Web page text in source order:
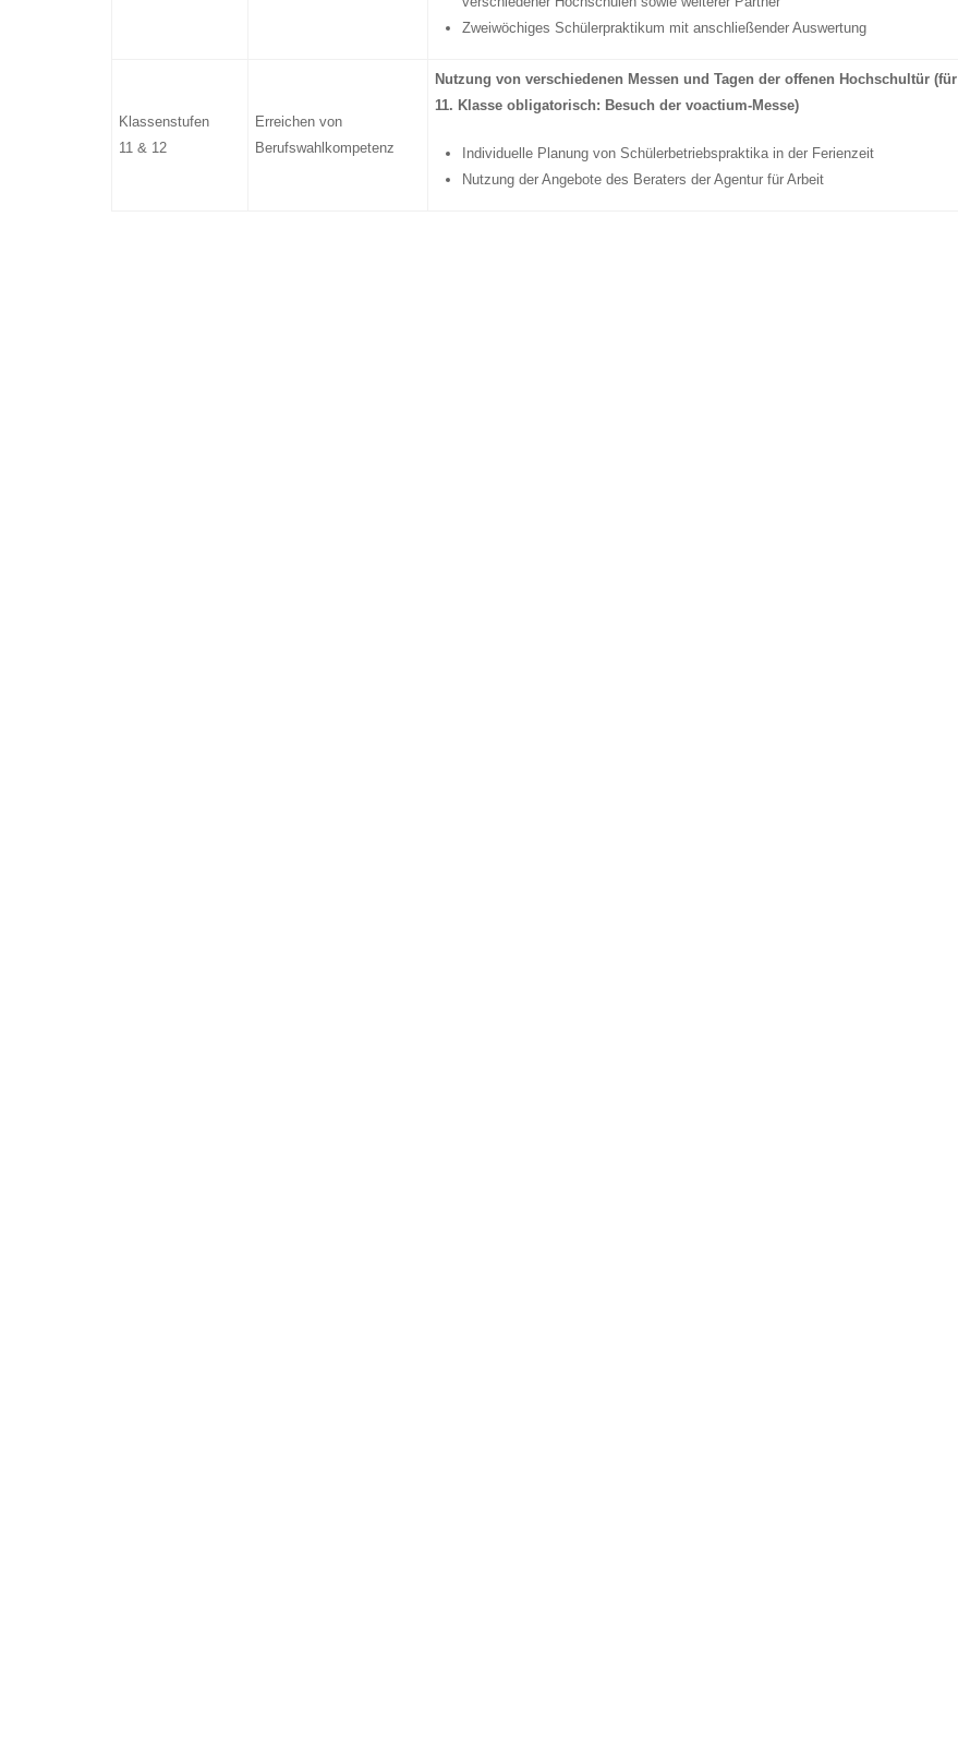
Zweiwöchiges Schülerpraktikum mit anschließender Auswertung
Klassenstufen
11 & 12
Erreichen von
Berufswahlkompetenz
Nutzung von verschiedenen Messen und Tagen der offenen Hochschultür (für
11. Klasse obligatorisch: Besuch der voactium-Messe)
Individuelle Planung von Schülerbetriebspraktika in der Ferienzeit
Nutzung der Angebote des Beraters der Agentur für Arbeit